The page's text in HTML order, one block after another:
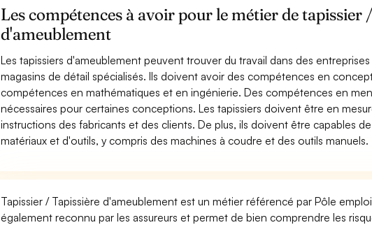
Les compétences à avoir pour le métier de tapissier
d'ameublement
Les tapissiers d'ameublement peuvent trouver du travail dans des
magasins de détail spécialisés. Ils doivent avoir des compétences en
compétences en mathématiques et en ingénierie. Des compétences en
nécessaires pour certaines conceptions. Les tapissiers doivent être en
instructions des fabricants et des clients. De plus, ils doivent être capables
matériaux et d'outils, y compris des machines à coudre et des outils manuels.
Tapissier / Tapissière d'ameublement est un métier référencé par Pôle
également reconnu par les assureurs et permet de bien comprendre les